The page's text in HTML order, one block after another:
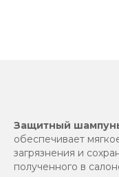
Защитный
обеспечивает
загрязнения и
полученного в